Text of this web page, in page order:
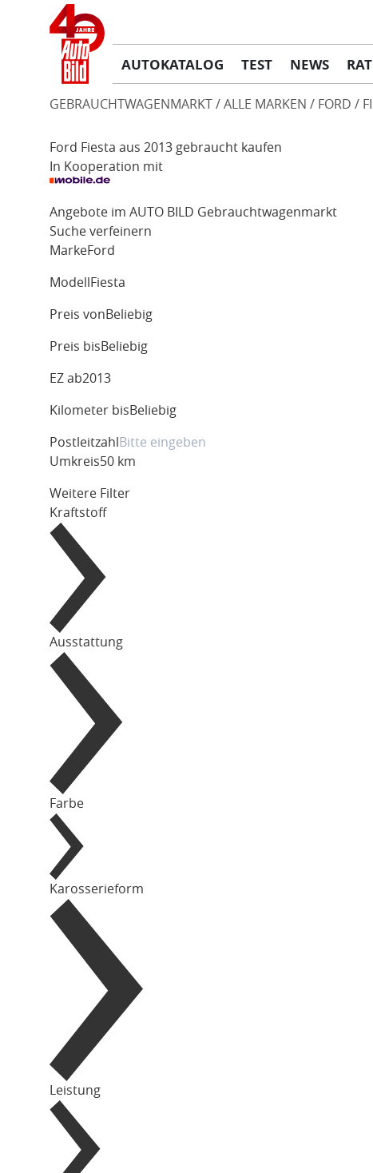
AUTOKATALOG TEST NEWS
GEBRAUCHTWAGENMARKT ALLE MARKEN FORD
Ford Fiesta aus 2013 gebraucht kaufen
In Kooperation mit
Angebote im AUTO BILD Gebrauchtwagenmarkt
Suche verfeinern
MarkeFord
Modell Fiesta
Preis von Beliebig
Preis bis Beliebig
EZ ab2013
Kilometer bis Beliebig
Postleitzahl
Umkreis50 km
Weitere Filter
Kraftstoff
Ausstattung
Farbe
Karosserieform
Leistung